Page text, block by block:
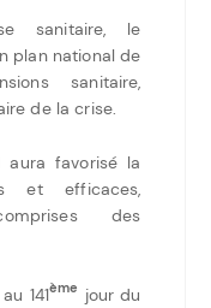
sanitaire, le
plan national de
sanitaire,
de la crise.
aura favorisé la
et efficaces,
des
141ème
jour du